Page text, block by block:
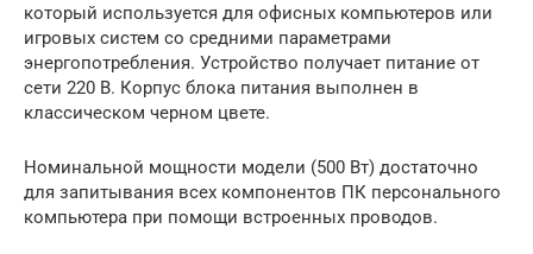
который используется для офисных компьютеров или
игровых систем со средними параметрами
энергопотребления. Устройство получает питание от
сети 220 В. Корпус блока питания выполнен в
классическом черном цвете.
Номинальной мощности модели (500 Вт) достаточно
для запитывания всех компонентов ПК персонального
компьютера при помощи встроенных проводов.